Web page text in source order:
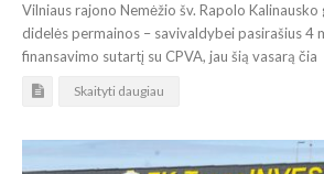
Vilniaus rajono Nemėžio šv. Rapolo Kalinausko
didelės permainos – savivaldybei pasirašius 4
finansavimo sutartį su CPVA, jau šią vasarą čia
Skaityti daugiau